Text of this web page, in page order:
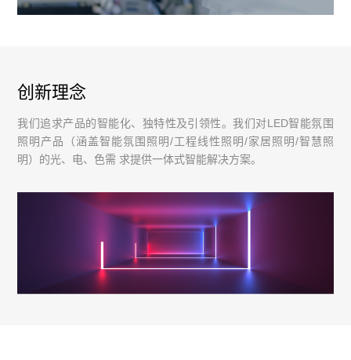
创新理念
我们追求产品的智能化、独特性及引领性。我们对LED智能氛围
照明产品（涵盖智能氛围照明/工程线性照明/家居照明/智慧照
明）的光、电、色需 求提供一体式智能解决方案。